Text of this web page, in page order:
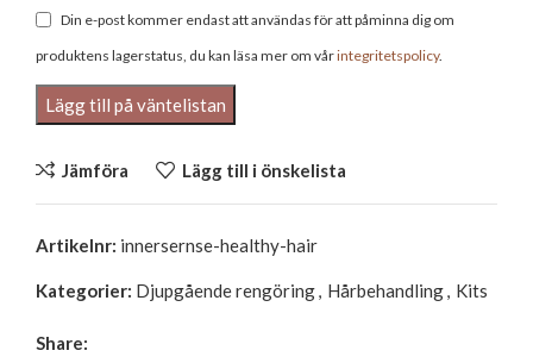
Din e-post kommer endast att användas för att påminna dig om
produktens lagerstatus, du kan läsa mer om vårintegritetspolicy.
Jämföra Lägg till i önskelista
Artikelnr: innersernse-healthy-hair
Kategorier: Djupgående rengöring, Hårbehandling, Kits
Share: